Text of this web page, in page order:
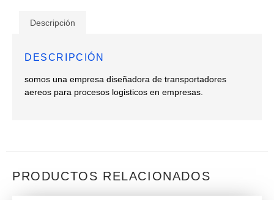
Descripción
DESCRIPCIÓN
somos una empresa diseñadora de transportadores
aereos para procesos logisticos en empresas.
PRODUCTOS RELACIONADOS